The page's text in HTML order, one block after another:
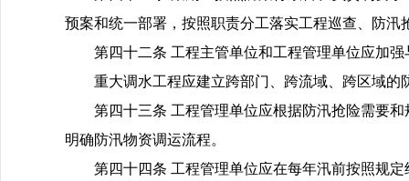
预案和统一部署，按照职责分工落实工程巡查、防汛
第四十二条 工程主管单位和工程管理单位应加
重大调水工程应建立跨部门、跨流域、跨区域
第四十三条 工程管理单位应根据防汛抢险需要
明确防汛物资调运流程。
第四十四条 工程管理单位应在每年汛前按照规